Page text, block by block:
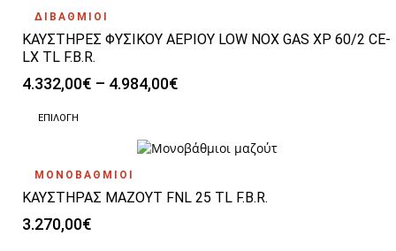
ΔΙΒΑΘΜΙΟΙ
ΚΑΥΣΤΗΡΕΣ ΦΥΣΙΚΟΥ ΑΕΡΙΟΥ LOW NOX GAS XP 60/2 CE-
LX TL F.B.R.
4.332,00€ – 4.984,00€
4.984,00€
ΕΠΙΛΟΓΉ
πολλαπλές
παραλλαγές.
ΜΟΝΟΒΑΘΜΙΟΙ
ΚΑΥΣΤΗΡΑΣ ΜΑΖΟΥΤ FNL 25 TL F.B.R.
3.270,00€